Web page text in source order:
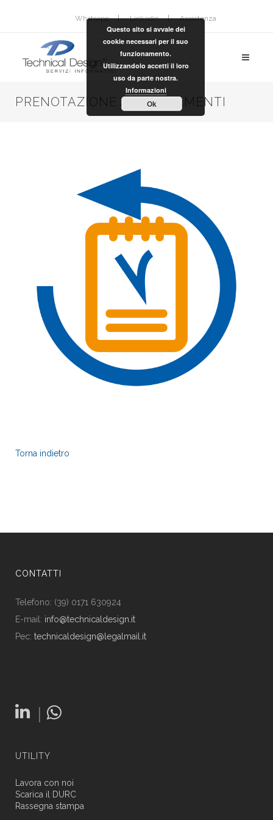
Whatsapp Linkedin Assistenza
PRENOTAZIONE APPUNTAMENTI
Torna indietro
CONTATTI
Telefono: (39) 0171 630924
E-mail: info@technicaldesign.it
Pec: technicaldesign@legalmail.it
|
UTILITY
Lavora con noi
Scarica il DURC
Rassegna stampa
Questo sito si avvale dei
cookie necessari per il suo
funzionamento.
Utilizzandolo accetti il loro
uso da parte nostra.
Informazioni
Ok